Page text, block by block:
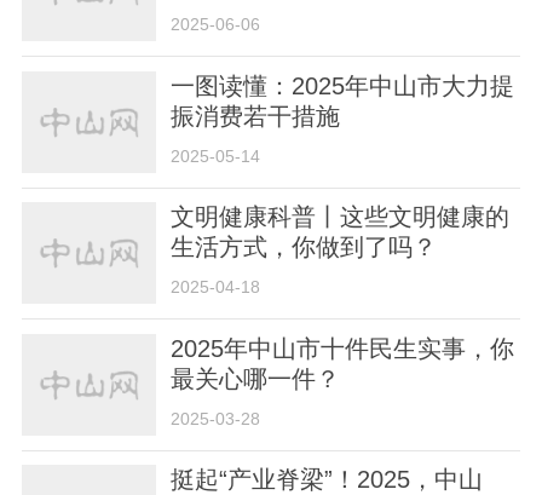
2025-06-06
一图读懂：2025年中山市大力提
振消费若干措施
2025-05-14
文明健康科普丨这些文明健康的
生活方式，你做到了吗？
2025-04-18
2025年中山市十件民生实事，你
最关心哪一件？
2025-03-28
挺起“产业脊梁”！2025，中山